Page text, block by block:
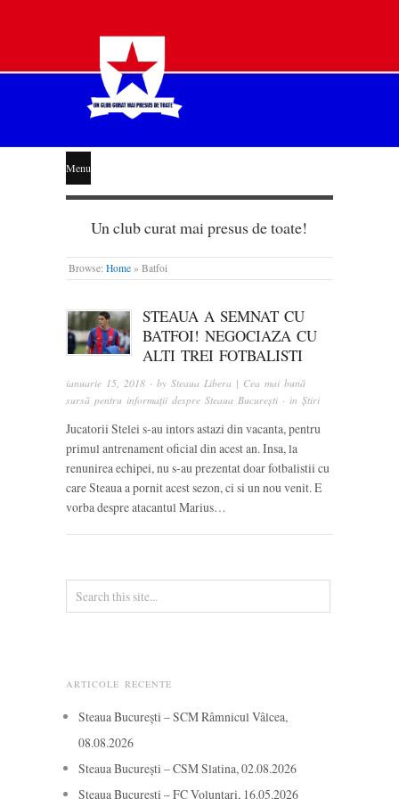
STEAUA
LIBERĂ
Menu
Un club curat mai presus de toate!
Browse: Home » Batfoi
STEAUA A SEMNAT CU
BATFOI! NEGOCIAZA CU
ALTI TREI FOTBALISTI
ianuarie 15, 2018 · by Steaua Libera | Cea mai bună
sursă pentru informații despre Steaua București · in Știri
Jucatorii Stelei s-au intors astazi din vacanta, pentru
primul antrenament oficial din acest an. Insa, la
renunirea echipei, nu s-au prezentat doar fotbalistii cu
care Steaua a pornit acest sezon, ci si un nou venit. E
vorba despre atacantul Marius…
ARTICOLE RECENTE
Steaua București – SCM Râmnicul Vâlcea,
08.08.2026
Steaua București – CSM Slatina, 02.08.2026
Steaua București – FC Voluntari, 16.05.2026